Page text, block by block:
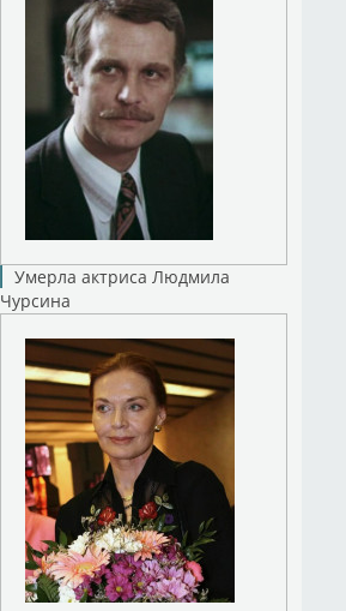
Умерла актриса Людмила
Чурсина